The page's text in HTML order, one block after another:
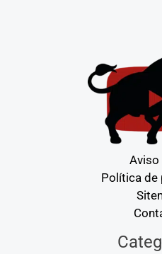
Aviso
Política de